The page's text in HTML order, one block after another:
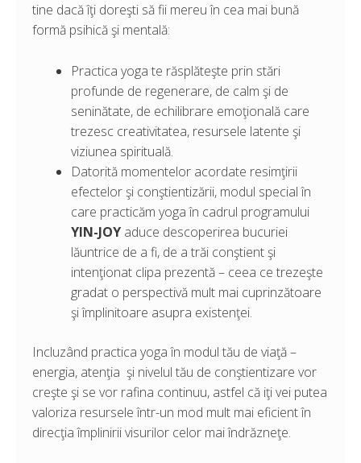
tine dacă îţi doreşti să fii mereu în cea mai bună
formă psihică şi mentală:
Practica yoga te răsplăteşte prin stări
profunde de regenerare, de calm şi de
seninătate, de echilibrare emoţională care
trezesc creativitatea, resursele latente şi
viziunea spirituală.
Datorită momentelor acordate resimţirii
efectelor şi conştientizării, modul special în
YIN-JOY aduce descoperirea bucuriei
lăuntrice de a fi, de a trăi conştient şi
intenţionat clipa prezentă – ceea ce trezeşte
gradat o perspectivă mult mai cuprinzătoare
şi împlinitoare asupra existenţei.
Incluzând practica yoga în modul tău de viaţă –
energia, atenţia şi nivelul tău de conştientizare vor
creşte şi se vor rafina continuu, astfel că iţi vei putea
valoriza resursele într-un mod mult mai eficient în
direcţia împlinirii visurilor celor mai îndrăzneţe.